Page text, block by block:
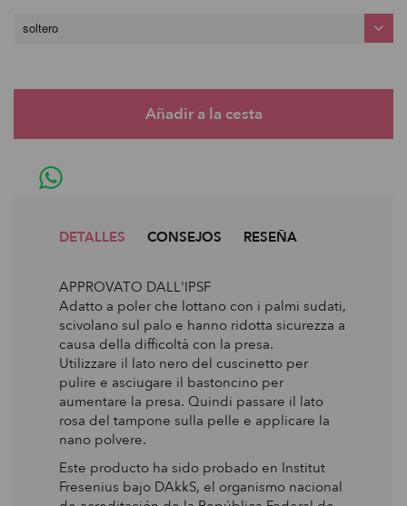
soltero
DETALLES CONSEJOS RESEÑA
APPROVATO DALL'IPSF
Adatto a poler che lottano con i palmi sudati,
scivolano sul palo e hanno ridotta sicurezza a
causa della difficoltà con la presa.
Utilizzare il lato nero del cuscinetto per
pulire e asciugare il bastoncino per
aumentare la presa. Quindi passare il lato
rosa del tampone sulla pelle e applicare la
nano polvere.
Este producto ha sido probado en Institut
Fresenius bajo DAkkS, el organismo nacional